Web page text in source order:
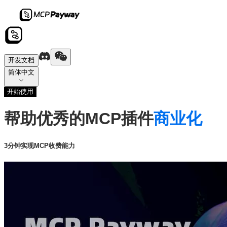
开发文档
简体中文
开始使用
帮助优秀的MCP插件商业化
3分钟实现MCP收费能力